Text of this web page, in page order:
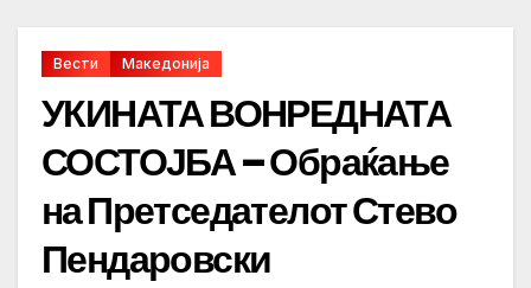
Вести Македонија
УКИНАТА ВОНРЕДНАТА
СОСТОЈБА – Обраќање
на Претседателот Стево
Пендаровски